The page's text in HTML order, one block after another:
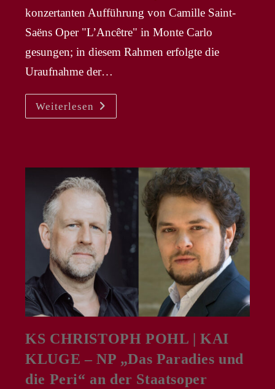
konzertanten Aufführung von Camille Saint-
Saëns Oper "L’Ancêtre" in Monte Carlo
gesungen; in diesem Rahmen erfolgte die
Uraufnahme der…
Weiterlesen NEWS
September
2025
KS CHRISTOPH POHL | KAI
KLUGE – NP „Das Paradies und
die Peri“ an der Staatsoper